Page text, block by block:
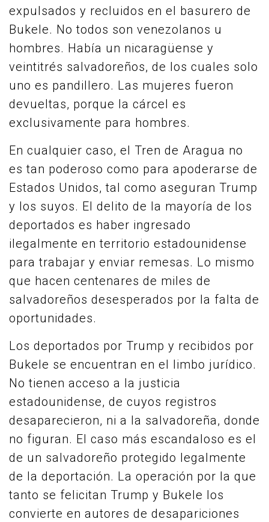
expulsados y recluidos en el basurero de
Bukele. No todos son venezolanos u
hombres. Había un nicaragüense y
veintitrés salvadoreños, de los cuales solo
uno es pandillero. Las mujeres fueron
devueltas, porque la cárcel es
exclusivamente para hombres.
En cualquier caso, el Tren de Aragua no
es tan poderoso como para apoderarse de
Estados Unidos, tal como aseguran Trump
y los suyos. El delito de la mayoría de los
deportados es haber ingresado
ilegalmente en territorio estadounidense
para trabajar y enviar remesas. Lo mismo
que hacen centenares de miles de
salvadoreños desesperados por la falta de
oportunidades.
Los deportados por Trump y recibidos por
Bukele se encuentran en el limbo jurídico.
No tienen acceso a la justicia
estadounidense, de cuyos registros
desaparecieron, ni a la salvadoreña, donde
no figuran. El caso más escandaloso es el
de un salvadoreño protegido legalmente
de la deportación. La operación por la que
tanto se felicitan Trump y Bukele los
convierte en autores de desapariciones